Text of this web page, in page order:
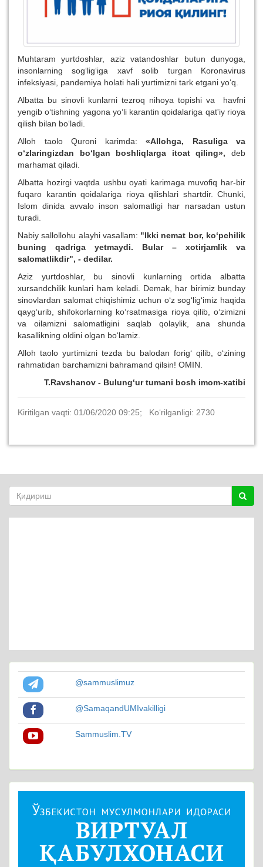
Muhtaram yurtdoshlar, aziz vatandoshlar butun dunyoga,
insonlarning sog‘lig‘iga xavf solib turgan Koronavirus
infeksiyasi, pandemiya holati hali yurtimizni tark etgani yo‘q.
Albatta bu sinovli kunlarni tezroq nihoya topishi va havfni
yengib o‘tishning yagona yo‘li karantin qoidalariga qat'iy rioya
qilish bilan bo‘ladi.
Alloh taolo Quroni karimda: «Allohga, Rasuliga va
o‘zlaringizdan bo‘lgan boshliqlarga itoat qiling», deb
marhamat qiladi.
Albatta hozirgi vaqtda ushbu oyati karimaga muvofiq har-bir
fuqaro karantin qoidalariga rioya qilishlari shartdir. Chunki,
Islom dinida avvalo inson salomatligi har narsadan ustun
turadi.
Nabiy sallollohu alayhi vasallam: "Ikki nemat bor, ko‘pchilik
buning qadriga yetmaydi. Bular – xotirjamlik va
salomatlikdir", - dedilar.
Aziz yurtdoshlar, bu sinovli kunlarning ortida albatta
xursandchilik kunlari ham keladi. Demak, har birimiz bunday
sinovlardan salomat chiqishimiz uchun o‘z sog‘lig‘imiz haqida
qayg‘urib, shifokorlarning ko‘rsatmasiga rioya qilib, o‘zimizni
va oilamizni salomatligini saqlab qolaylik, ana shunda
kasallikning oldini olgan bo‘lamiz.
Alloh taolo yurtimizni tezda bu balodan forig‘ qilib, o‘zining
rahmatidan barchamizni bahramand qilsin! OMIN.
T.Ravshanov - Bulung‘ur tumani bosh imom-xatibi
Kiritilgan vaqti: 01/06/2020 09:25; Ko‘rilganligi: 2730
@sammuslimuz
@SamaqandUMIvakilligi
Sammuslim.TV